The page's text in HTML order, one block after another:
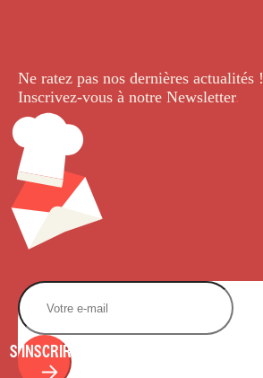
Ne ratez pas nos dernières actualités !
Inscrivez-vous à notre Newsletter.
S'INSCRIRE